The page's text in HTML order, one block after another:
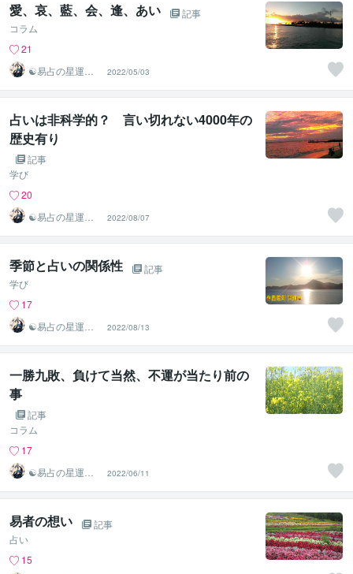
愛、哀、藍、会、逢、あい
記事
コラム
21
☯易占の星運河
2022/05/03
占いは非科学的？ 言い切れない4000年の
歴史有り
記事
学び
20
☯易占の星運河
2022/08/07
季節と占いの関係性
記事
学び
17
☯易占の星運河
2022/08/13
一勝九敗、負けて当然、不運が当たり前の
事
記事
コラム
17
☯易占の星運河
2022/06/11
易者の想い
記事
占い
15